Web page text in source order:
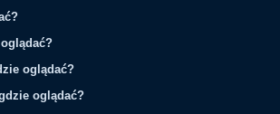
oglądać?
oglądać?